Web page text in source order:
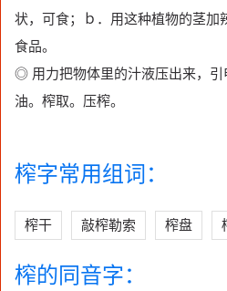
状，可食；ｂ．用这种植物的茎加
食品。
◎ 用力把物体里的汁液压出来，引
油。榨取。压榨。
榨字常用组词：
榨干 敲榨勒索 榨盘
榨的同音字：